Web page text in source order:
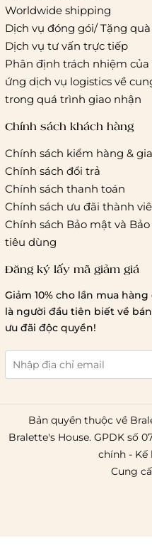
Giao hàng tiêu chuẩn:
Hồ Chí Minh:
Áp dụng theo
Vietelpost/
Hà Nội và các tỉnh thành
cước của ĐVVC Vietelpost/
tác vận chuyển khác
Thời gian giao hàng
Hồ Chí Minh:
Hà Nội và các tỉnh thành khá
Lưu ý chung về chính
1 triệu
giao hàng trong
giao hàng tiêu
toàn quốc.
Worldwide shipping
Dịch vụ đóng gói/ Tặng quà
Dịch vụ tư vấn trực tiếp
Phân định trách nhiệm
ứng dịch vụ logistics về
trong quá trình giao nhận
Chính sách khách hàng
Chính sách kiểm hàng &
Chính sách đổi trả
Chính sách thanh toán
Chính sách ưu đãi thành
Chính sách Bảo mật và
tiêu dùng
Đăng ký lấy mã giảm giá
Giảm 10% cho lần mua
là người đầu tiên biết về
ưu đãi độc quyền!
Bản quyền thuộc về
Bralette's House. GPDK số
chính - Kế
Cung